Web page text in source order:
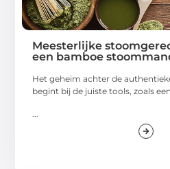
Meesterlijke
een bamboe
Het geheim achter de
begint bij de juiste tools, zoals een